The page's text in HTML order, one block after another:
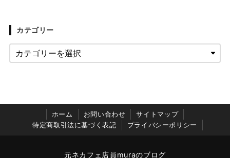
カテゴリー
ホーム お問い合わせ
サイトマップ
特定商取引法に基づく表記
プライバシーポリシー
元ネカフェ店員muraのブログ